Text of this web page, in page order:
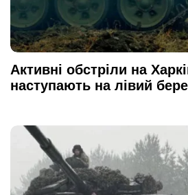
Активні обстріли на
наступають на лівий